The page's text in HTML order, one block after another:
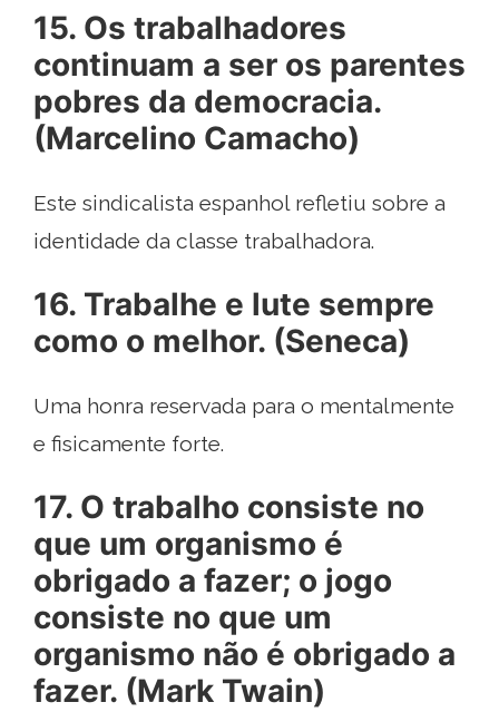
15. Os trabalhadores
continuam a ser os parentes
pobres da democracia.
(Marcelino Camacho)
Este sindicalista espanhol refletiu sobre a
identidade da classe trabalhadora.
16. Trabalhe e lute sempre
como o melhor. (Seneca)
Uma honra reservada para o mentalmente
e fisicamente forte.
17. O trabalho consiste no
que um organismo é
obrigado a fazer; o jogo
consiste no que um
organismo não é obrigado a
fazer. (Mark Twain)